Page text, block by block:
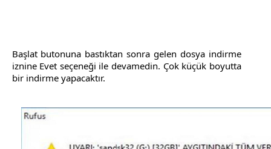
Başlat butonuna bastıktan sonra gelen dosya indirme
iznine Evet seçeneği ile devamedin. Çok küçük boyutta
bir indirme yapacaktır.